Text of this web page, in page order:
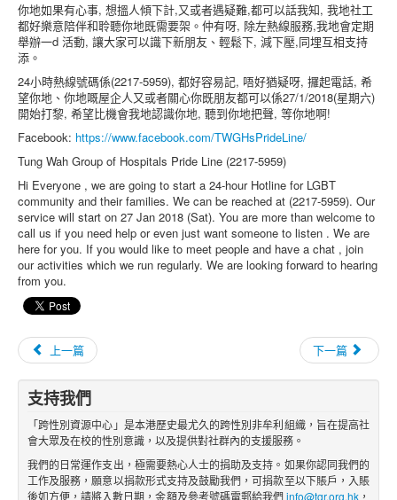
台灣專區
中國大陸專區
「跨樂園」交友平台
捐助單位
你地如果有心事, 想搵人傾下計,又或者遇疑難,都可以話我知, 我地社工
都好樂意陪伴和聆聽你地既需要架。仲有呀, 除左熱線服務,我地會定期
舉辦一d 活動, 讓大家可以識下新朋友、輕鬆下, 減下壓,同埋互相支持
添。
24小時熱線號碼係(2217-5959), 都好容易記, 唔好猶疑呀, 攞起電話, 希
望你地、你地嘅屋企人又或者關心你既朋友都可以係27/1/2018(星期六)
開始打黎, 希望比機會我地認識你地, 聽到你地把聲, 等你地啊!
Facebook: https://www.facebook.com/TWGHsPrideLine/
Tung Wah Group of Hospitals Pride Line (2217-5959)
Hi Everyone , we are going to start a 24-hour Hotline for LGBT
community and their families. We can be reached at (2217-5959). Our
service will start on 27 Jan 2018 (Sat). You are more than welcome to
call us if you need help or even just want someone to listen . We are
here for you. If you would like to meet people and have a chat , join
our activities which we run regularly. We are looking forward to hearing
from you.
上一篇 下一篇
支持我們
「跨性別資源中心」是本港歷史最尤久的跨性別非牟利組織，旨在提高社
會大眾及在校的性別意識，以及提供對社群內的支援服務。
我們的日常運作支出，極需要熱心人士的捐助及支持。如果你認同我們的
工作及服務，願意以捐款形式支持及鼓勵我們，可捐款至以下賬戶，入賬
後如方便，請將入數日期，金額及參考號碼電郵給我們info@tgr.org.hk，